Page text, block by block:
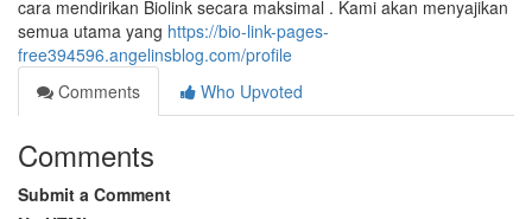
cara mendirikan Biolink secara maksimal . Kami akan menyajikan
semua utama yang https://bio-link-pages-
free394596.angelinsblog.com/profile
Comments
Who Upvoted
Comments
Submit a Comment